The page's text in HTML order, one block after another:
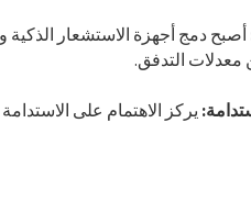
أصبح دمج أجهزة الاستشعار الذكية
معدلات التدفق.
يركز الاهتمام على